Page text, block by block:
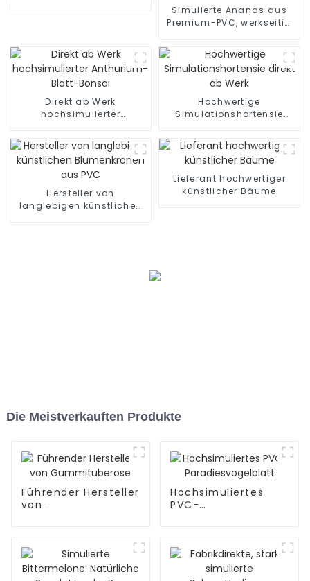
Simulierte Ananas aus
Premium-PVC, werkseitig
Qualität
Direkt ab Werk
hochsimulierter
Hochwertige
Simulationshortensie
Hersteller von
langlebigen künstlichen
Lieferant hochwertiger
künstlicher Bäume
Die Meistverkauften Produkte
Führender Hersteller
von
Hochsimuliertes
PVC-